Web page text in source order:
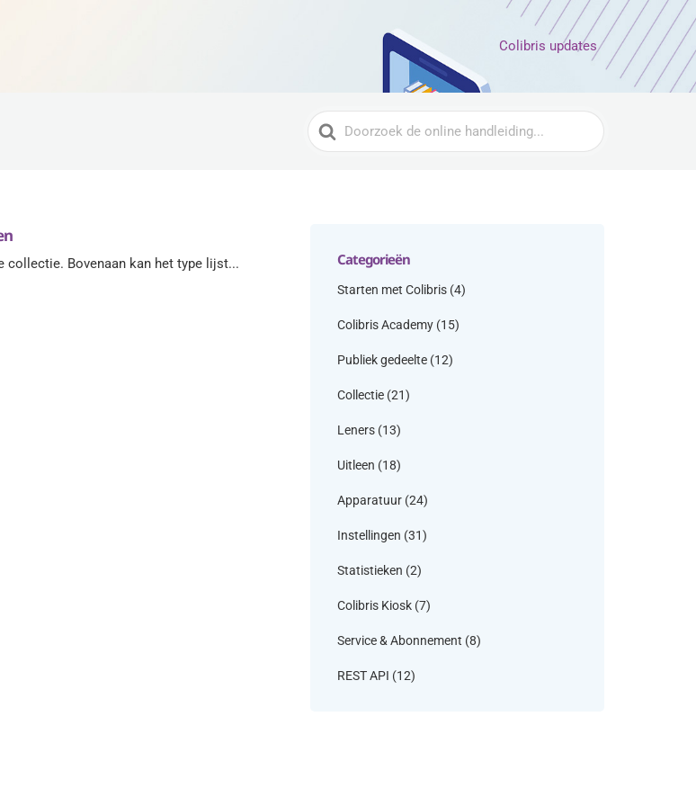
Colibris updates
Zoeken
naar
collectie. Bovenaan kan het type lijst... Categorieën
Starten met Colibris (4)
Colibris Academy (15)
Publiek gedeelte (12)
Collectie (21)
Leners (13)
Uitleen (18)
Apparatuur (24)
Instellingen (31)
Statistieken (2)
Colibris Kiosk (7)
Service & Abonnement (8)
REST API (12)